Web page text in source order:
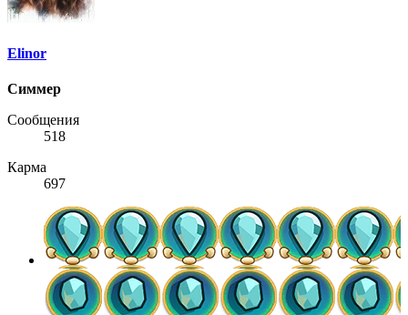
Elinor
Симмер
Сообщения
518
Карма
697